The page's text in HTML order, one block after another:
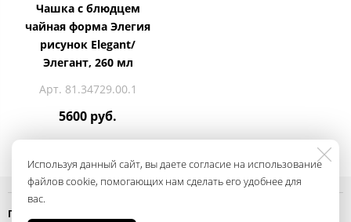
Чашка с блюдцем
чайная форма Элегия
рисунок Elegant/
Элегант, 260 мл
Арт. 81.34729.00.1
5600 руб.
Используя данный сайт, вы даете согласие на использование
файлов cookie, помогающих нам сделать его удобнее для
вас.
Политика конфиденциальности